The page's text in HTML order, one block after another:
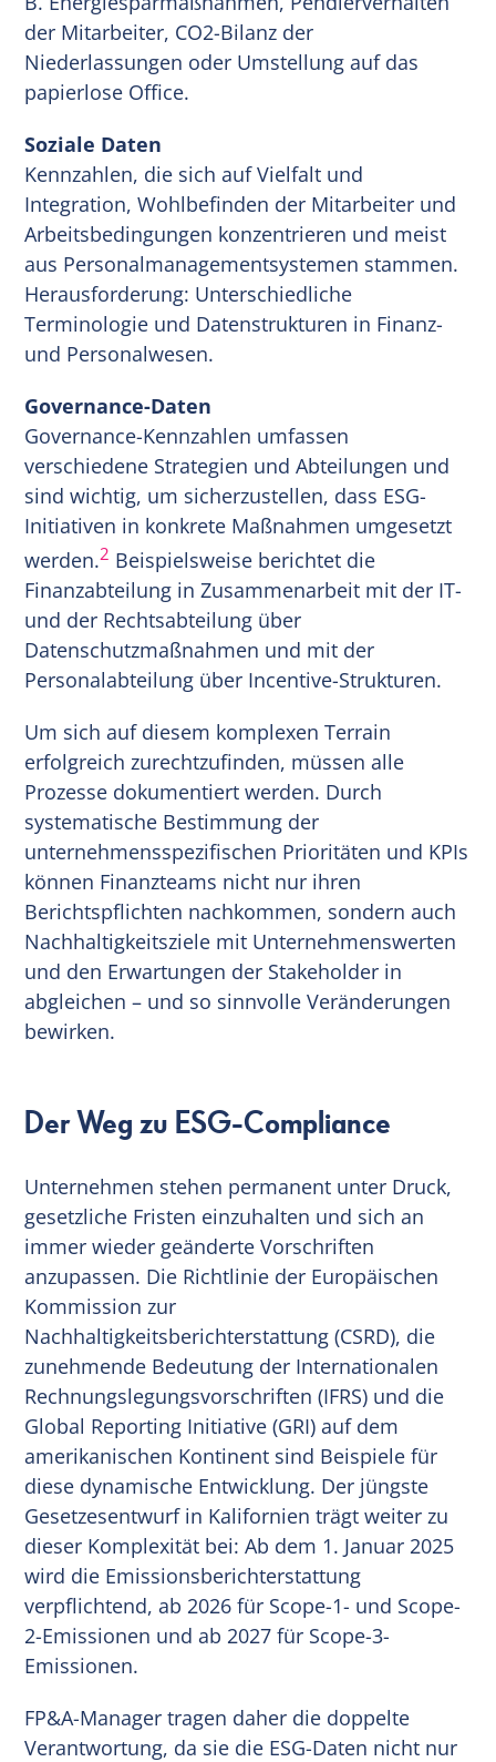
der Mitarbeiter, CO2-Bilanz der
Niederlassungen oder Umstellung auf das
papierlose Office.
Soziale Daten
Kennzahlen, die sich auf Vielfalt und
Integration, Wohlbefinden der Mitarbeiter und
Arbeitsbedingungen konzentrieren und meist
aus Personalmanagementsystemen stammen.
Herausforderung: Unterschiedliche
Terminologie und Datenstrukturen in Finanz-
und Personalwesen.
Governance-Daten
Governance-Kennzahlen umfassen
verschiedene Strategien und Abteilungen und
sind wichtig, um sicherzustellen, dass ESG-
Initiativen in konkrete Maßnahmen umgesetzt
werden.2 Beispielsweise berichtet die
Finanzabteilung in Zusammenarbeit mit der IT-
und der Rechtsabteilung über
Datenschutzmaßnahmen und mit der
Personalabteilung über Incentive-Strukturen.
Um sich auf diesem komplexen Terrain
erfolgreich zurechtzufinden, müssen alle
Prozesse dokumentiert werden. Durch
systematische Bestimmung der
unternehmensspezifischen Prioritäten und KPIs
können Finanzteams nicht nur ihren
Berichtspflichten nachkommen, sondern auch
Nachhaltigkeitsziele mit Unternehmenswerten
und den Erwartungen der Stakeholder in
abgleichen – und so sinnvolle Veränderungen
bewirken.
Der Weg zu ESG-Compliance
Unternehmen stehen permanent unter Druck,
gesetzliche Fristen einzuhalten und sich an
immer wieder geänderte Vorschriften
anzupassen. Die Richtlinie der Europäischen
Kommission zur
Nachhaltigkeitsberichterstattung (CSRD), die
zunehmende Bedeutung der Internationalen
Rechnungslegungsvorschriften (IFRS) und die
Global Reporting Initiative (GRI) auf dem
amerikanischen Kontinent sind Beispiele für
diese dynamische Entwicklung. Der jüngste
Gesetzesentwurf in Kalifornien trägt weiter zu
dieser Komplexität bei: Ab dem 1. Januar 2025
wird die Emissionsberichterstattung
verpflichtend, ab 2026 für Scope-1- und Scope-
2-Emissionen und ab 2027 für Scope-3-
Emissionen.
FP&A-Manager tragen daher die doppelte
Verantwortung, da sie die ESG-Daten nicht nur